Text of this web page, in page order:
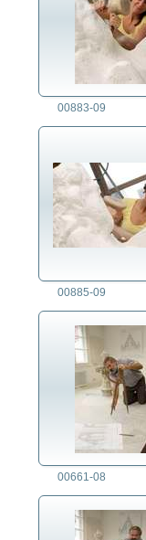
00883-09
00885-09
00661-08